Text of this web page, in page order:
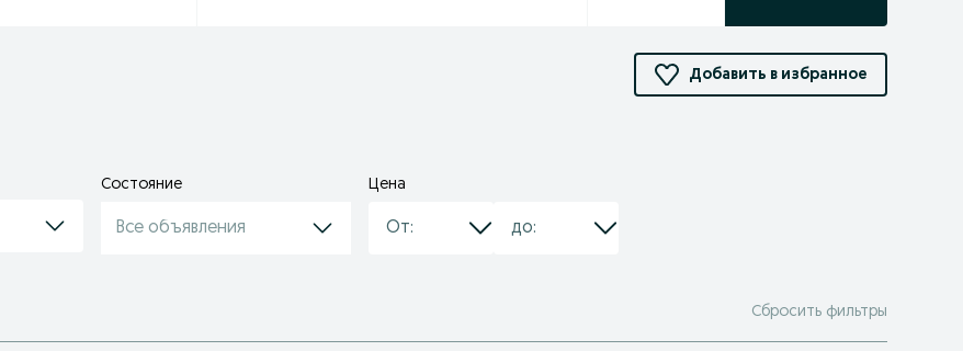
Добавить в избранное
Состояние
Все объявления
Цена
Сбросить фильтры